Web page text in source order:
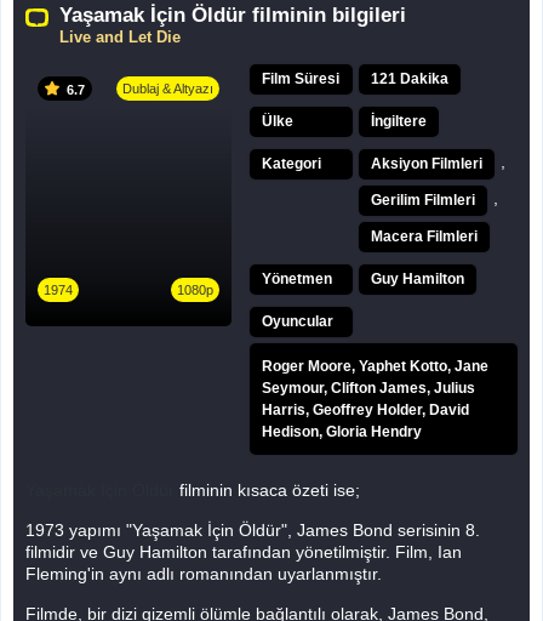
Yaşamak İçin Öldür filminin bilgileri
Live and Let Die
6.7 Dublaj & Altyazı
1974 1080p
Film Süresi 121 Dakika
Ülke İngiltere
Kategori Aksiyon Filmleri
Gerilim Filmleri
Macera Filmleri
Yönetmen Guy Hamilton
Oyuncular
Roger Moore, Yaphet Kotto, Jane
Seymour, Clifton James, Julius
Harris, Geoffrey Holder, David
Hedison, Gloria Hendry
filminin kısaca özeti ise;
1973 yapımı "Yaşamak İçin Öldür", James Bond serisinin 8.
filmidir ve Guy Hamilton tarafından yönetilmiştir. Film, Ian
Fleming'in aynı adlı romanından uyarlanmıştır.
Filmde, bir dizi gizemli ölümle bağlantılı olarak, James Bond,